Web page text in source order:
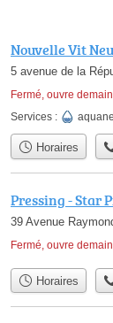
Nouvelle Vit
5 avenue de la
Fermé, ouvre
Services :
Horaires
Pressing - Star
39 Avenue
Fermé, ouvre
Horaires